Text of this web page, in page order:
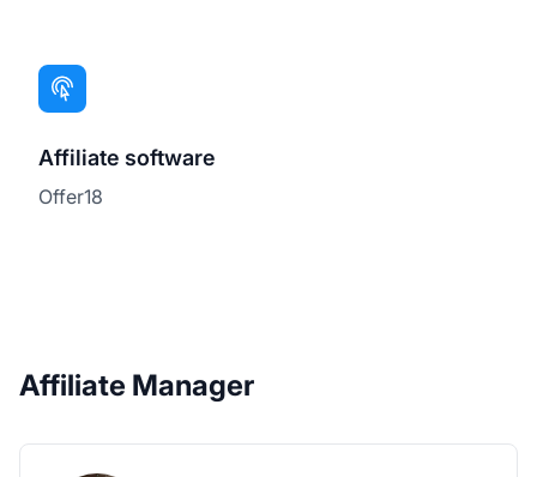
Affiliate software
Offer18
Affiliate Manager